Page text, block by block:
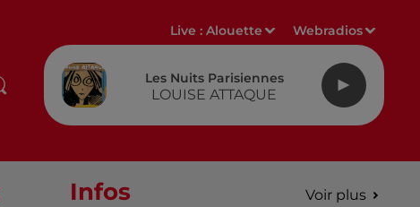
Live :Alouette Webradios
Les Nuits Parisiennes
LOUISE ATTAQUE
Infos Voir plus